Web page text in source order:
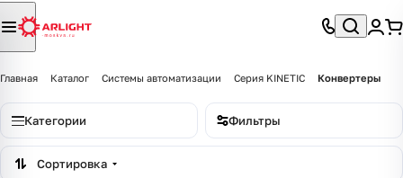
Главная Каталог Системы автоматизации Серия KINETIC Конвертеры
Категории Фильтры
Сортировка